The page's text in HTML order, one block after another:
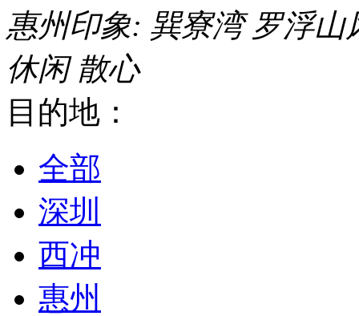
惠州印象: 巽寮湾 罗浮山
休闲 散心
目的地：
全部
深圳
西冲
惠州